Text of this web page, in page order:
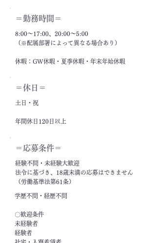
＝勤務時間＝
8:00～17:00、20:00～5:00
（※配属部署によって異なる場合あり）
休暇：GW休暇・夏季休暇・年末年始休暇
＝休日＝
土日・祝
年間休日120日以上
＝応募条件＝
経験不問・未経験大歓迎
法令に基づき、18歳未満の応募はできません
（労働基準法第61条）
学歴不問・経歴不問
〇歓迎条件
未経験者
経験者